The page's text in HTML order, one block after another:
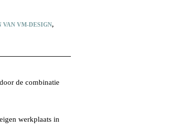
VAN VM-DESIGN,
de combinatie
werkplaats in